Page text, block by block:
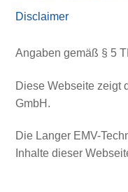
Disclaimer
Angaben gemäß § 5
Diese Webseite zeigt
GmbH.
Die Langer EMV-
Inhalte dieser